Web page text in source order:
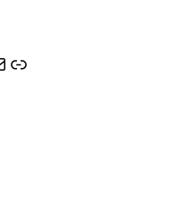
stoneforest
Ссылка